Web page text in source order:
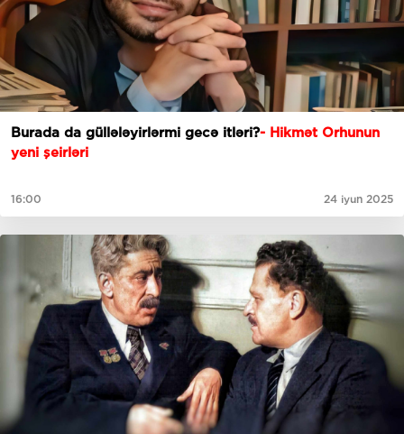
Burada da güllələyirlərmi gecə itləri?- Hikmət Orhunun
yeni şeirləri
16:00 24 iyun 2025